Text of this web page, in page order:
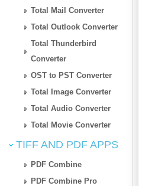
Total Mail Converter
Total Outlook Converter
Total Thunderbird
Converter
OST to PST Converter
Total Image Converter
Total Audio Converter
Total Movie Converter
TIFF AND PDF APPS
PDF Combine
PDF Combine Pro